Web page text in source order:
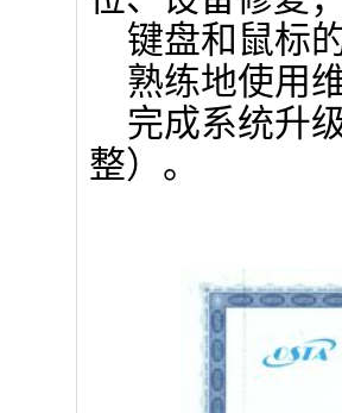
键盘和鼠标
熟练地使用
完成系统升
整）。